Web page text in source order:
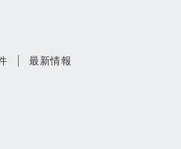
最新情報